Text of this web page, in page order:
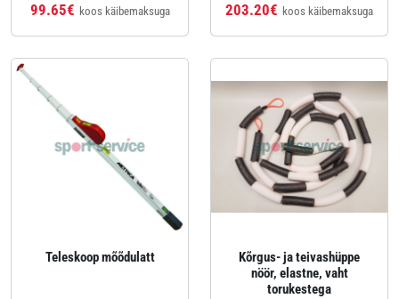
99.65€ koos käibemaksuga 203.20€ koos käibemaksuga
Teleskoop mõõdulatt
Kõrgus- ja teivashüppe
nöör, elastne, vaht
torukestega